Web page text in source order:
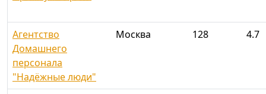
Агентство
Домашнего
персонала
"Надёжные люди"
Москва 128 4.7